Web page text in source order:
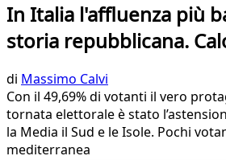
In Italia l'affluenza più
storia repubblicana.
di Massimo Calvi
Con il 49,69% di votanti il vero
tornata elettorale è stato
la Media il Sud e le Isole. Pochi
mediterranea